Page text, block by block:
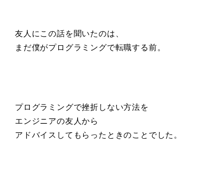
友人にこの話を聞いたのは、
まだ僕がプログラミングで転職する前。
プログラミングで挫折しない方法を
エンジニアの友人から
アドバイスしてもらったときのことでした。